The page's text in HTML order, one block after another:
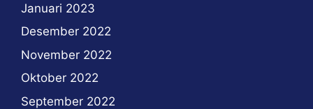
Januari 2023
Desember 2022
November 2022
Oktober 2022
September 2022